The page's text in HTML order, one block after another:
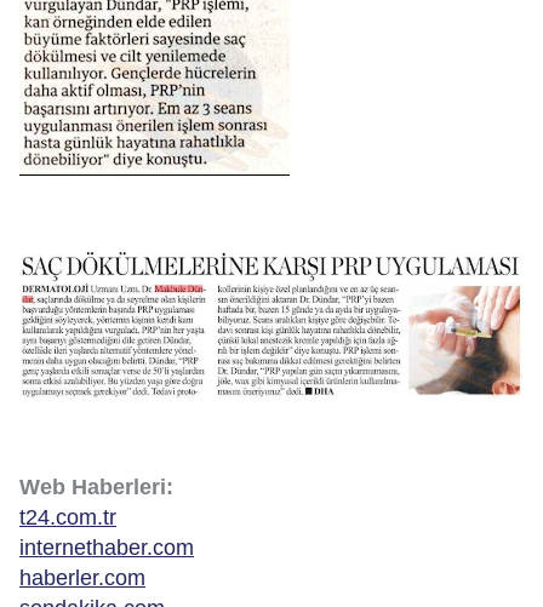
Web Haberleri:
t24.com.tr
internethaber.com
haberler.com